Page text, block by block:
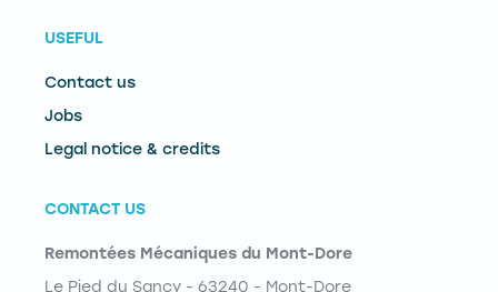
USEFUL
Contact us
Jobs
Legal notice & credits
CONTACT US
Remontées Mécaniques du Mont-Dore
Le Pied du Sancy - 63240 - Mont-Dore